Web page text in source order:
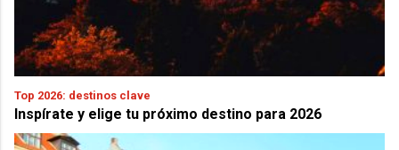
Top 2026: destinos clave
Inspírate y elige tu próximo destino para 2026